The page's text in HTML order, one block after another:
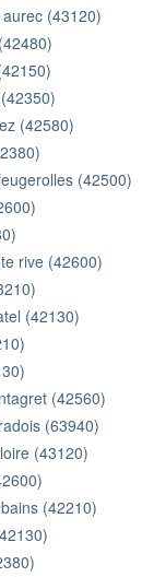
(43120)
(42580)
(42500)
rive (42600)
(42130)
(42560)
(63940)
(43120)
(42210)